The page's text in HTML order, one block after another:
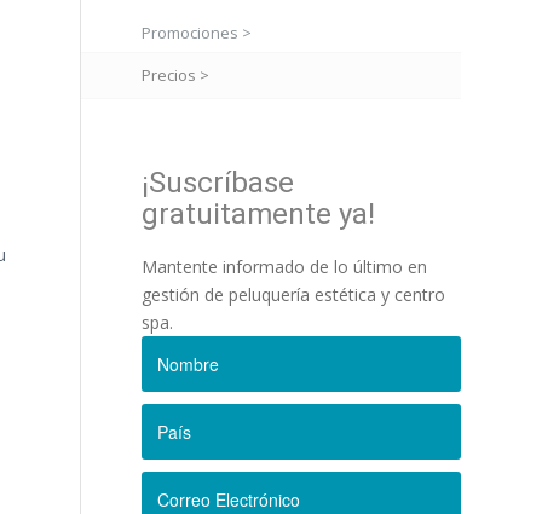
Promociones >
Precios >
¡Suscríbase
gratuitamente ya!
Mantente informado de lo último en
gestión de peluquería estética y centro
spa.